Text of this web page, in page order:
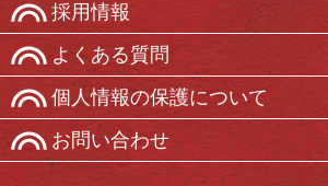
採用情報
よくある質問
個人情報の保護について
お問い合わせ